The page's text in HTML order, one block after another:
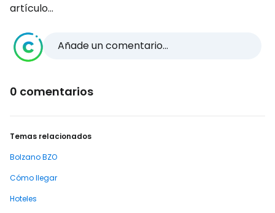
artículo...
Añade un comentario...
0 comentarios
Temas relacionados
Bolzano BZO
Cómo llegar
Hoteles